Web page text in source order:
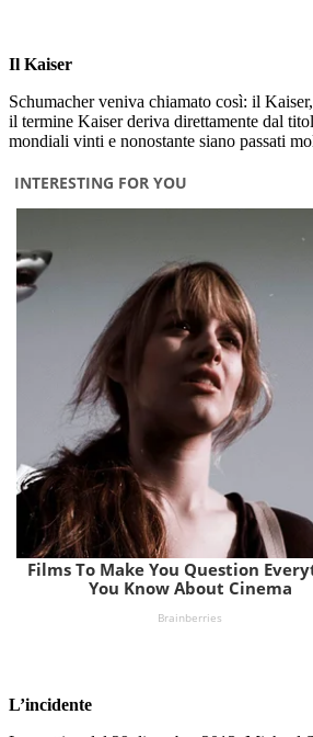
Il Kaiser
Schumacher veniva chiamato così: il
il termine Kaiser deriva direttamente dal
mondiali vinti e nonostante siano passati
L’incidente